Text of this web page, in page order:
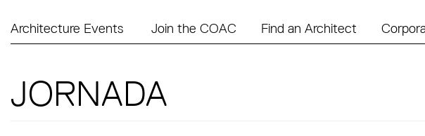
Architecture Events Join the COAC Find an Architect
JORNADA